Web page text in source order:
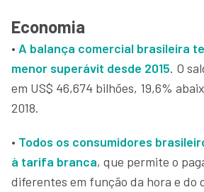
Economia
• A balança comercial brasileira
menor superávit desde 2015. O
em US$ 46,674 bilhões, 19,6%
2018.
• Todos os consumidores
à tarifa branca, que permite o
diferentes em função da hora e do